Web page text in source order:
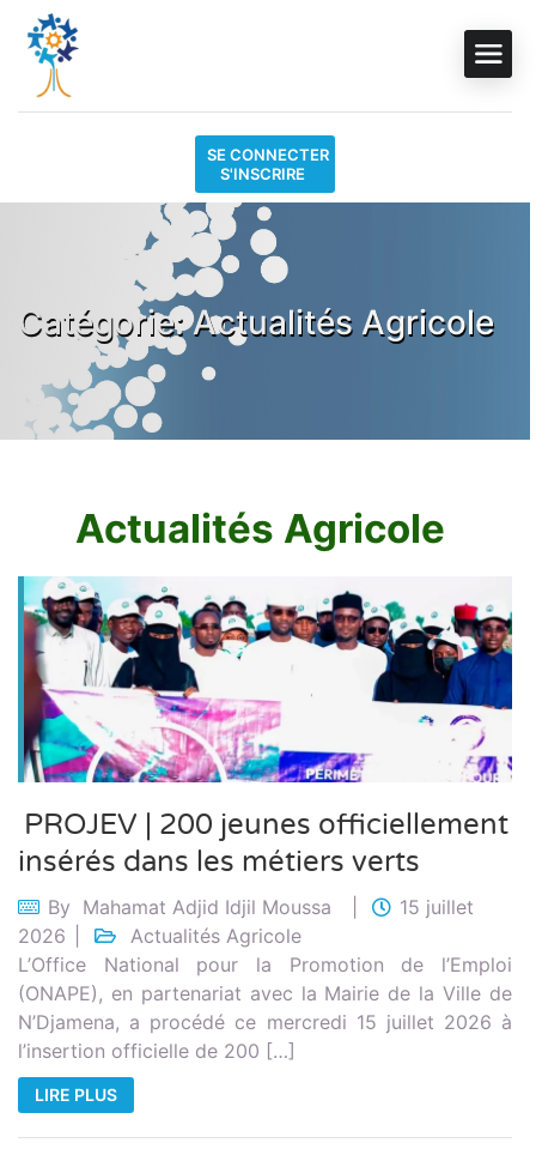
SE CONNECTER
S'INSCRIRE
Catégorie: Actualités Agricole
Actualités Agricole
PROJEV | 200 jeunes officiellement
insérés dans les métiers verts
By Mahamat Adjid Idjil Moussa
15 juillet
2026
Actualités Agricole
L’Office National pour la Promotion de l’Emploi
(ONAPE), en partenariat avec la Mairie de la Ville de
N’Djamena, a procédé ce mercredi 15 juillet 2026 à
l’insertion officielle de 200 […]
LIRE PLUS